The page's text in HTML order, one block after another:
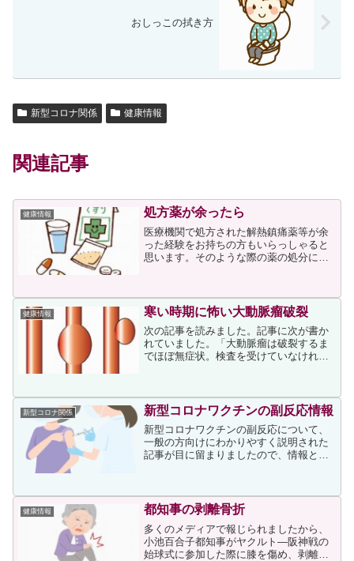
おしっこの拭き方
新型コロナ関係 健康情報
関連記事
健康情報 処方薬が余ったら
医療機関で処方された解熱鎮痛薬等が余
った経験をお持ちの方もいらっしゃると
思います。そのような際の薬の処分につ
めください。記事にはその理由が書かれ
ています。発熱の原因はウ...
健康情報 寒い時期に怖い大動脈瘤破裂
次の記事を読みました。記事に次が書か
れていました。「大動脈瘤は破裂するま
でほぼ無症状。検査を受けていなければ
長、松田巌医師は、症状急変の理由を説
明します。「大動脈瘤は動脈...
新型コロナ関係 新型コロナワクチンの副反応情報
新型コロナワクチンの副反応について、
一般の方向けにわかりやすく説明された
記事が目に留まりましたので、情報とし
の様子が書かれ、その後にファイザー製
とモデルナ製の副反応情...
健康情報 都知事の剥離骨折
多くのメディアで報じられましたから、
小池百合子都知事がヤクルト―阪神戦の
始球式に参加した際に膝を傷め、剥離骨